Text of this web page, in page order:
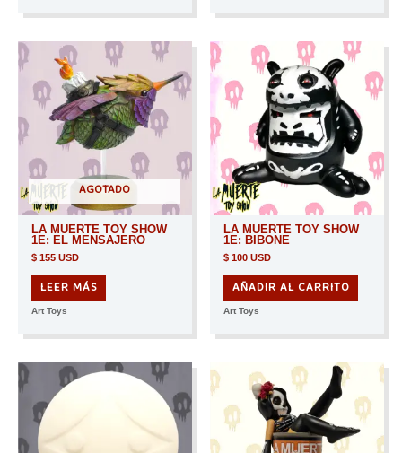
AGOTADO
LA MUERTE TOY SHOW
1E: EL MENSAJERO
$155 USD
LEER MÁS
Art Toys
LA MUERTE TOY SHOW
1E: BIBONE
$ 100 USD
AÑADIR AL CARRITO
Art Toys